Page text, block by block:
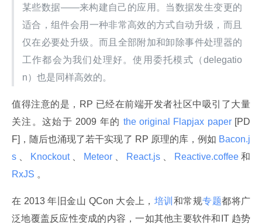
某些数据——来构建自己的应用。当数据发生变更的
适合，组件会用一种非常高效的方式自动升级，而且
仅在必要处升级。而且全部附加和卸除事件处理器的
工作都会为我们处理好。使用委托模式（delegatio
n）也是同样高效的。
值得注意的是，RP 已经在前端开发者社区中吸引了大量
关注。这始于 2009 年的 the original Flapjax paper [PD
F]，随后也涌现了若干实现了 RP 原理的库，例如 Bacon.j
s
Knockout Meteor React.js Reactive.coffee 和
RxJS 。
在 2013 年旧金山 QCon 大会上， 培训 和常规专题都将广
泛地覆盖反应性变成的内容，一如其他主要软件和IT 趋势